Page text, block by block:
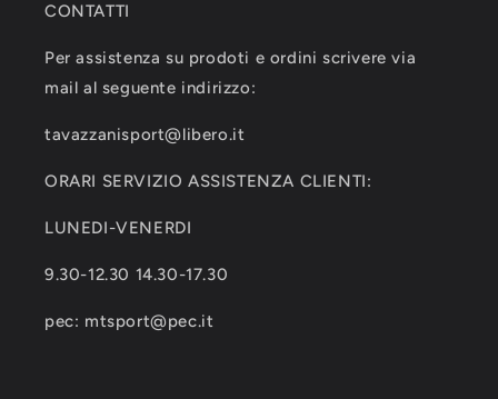
CONTATTI
Per assistenza su prodoti e ordini scrivere via
mail al seguente indirizzo:
tavazzanisport@libero.it
ORARI SERVIZIO ASSISTENZA CLIENTI:
LUNEDI-VENERDI
9.30-12.30 14.30-17.30
pec: mtsport@pec.it